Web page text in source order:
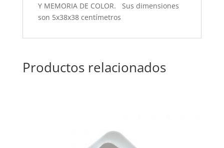
Y MEMORIA DE COLOR. Sus dimensiones
son 5x38x38 centímetros
Productos relacionados